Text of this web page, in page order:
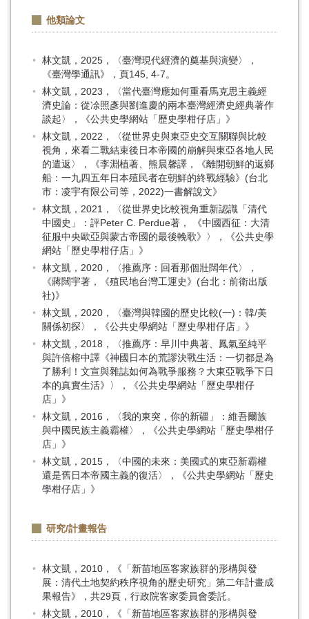
他類論文
林文凱，2025，〈臺灣現代經濟的奠基與演變〉，
《臺灣學通訊》，頁145, 4-7。
林文凱，2023，〈當代臺灣應如何重看馬克思主義經
濟史論：從凃照彥與劉進慶的兩本臺灣經濟史經典著作
談起〉，《公共史學網站「歷史學柑仔店」》
林文凱，2022，〈從世界史與東亞史交互關聯與比較
視角，來看二戰結束後日本帝國的崩解與東亞各地人民
的遣返〉，《李淵植著、熊晨馨譯，《離開朝鮮的返鄉
船：一九四五年日本殖民者在朝鮮的終戰經驗》(台北
市：凌宇有限公司等，2022)一書解說文》
林文凱，2021，〈從世界史比較視角重新認識「清代
中國史」：評Peter C. Perdue著， 《中國西征：大清
征服中央歐亞與蒙古帝國的最後輓歌》〉，《公共史學
網站「歷史學柑仔店」》
林文凱，2020，〈推薦序：回看那個壯闊年代〉，
《蔣闊宇著，《殖民地台灣工運史》(台北：前衛出版
社)》
林文凱，2020，〈臺灣與韓國的歷史比較(一)：韓/美
關係初探〉，《公共史學網站「歷史學柑仔店」》
林文凱，2018，〈推薦序：早川中典著、鳳氣至純平
與許倍榕中譯《神國日本的荒謬決戰生活：一切都是為
了勝利！文宣與雜誌如何為戰爭服務？大東亞戰爭下日
本的真實生活》〉，《公共史學網站「歷史學柑仔
店」》
林文凱，2016，〈我的東突，你的新疆」：維吾爾族
與中國民族主義霸權〉，《公共史學網站「歷史學柑仔
店」》
林文凱，2015，〈中國的未來：美國式的東亞新霸權
還是舊日本帝國主義的復活〉，《公共史學網站「歷史
學柑仔店」》
研究/計畫報告
林文凱，2010，《「新苗地區客家族群的形構與發
展：清代土地契約秩序視角的歷史研究」第二年計畫成
果報告》，共29頁，行政院客家委員會委託。
林文凱，2010，《「新苗地區客家族群的形構與發